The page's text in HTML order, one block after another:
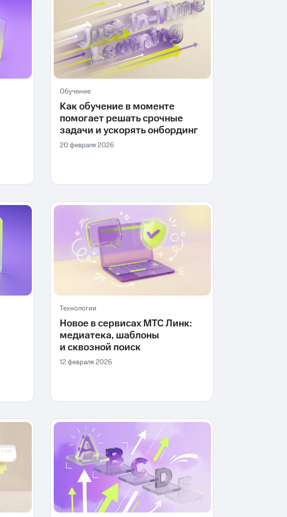
Обучение
Как обучение в моменте
помогает решать срочные
задачи и ускорять онбординг
20 февраля 2026
Технологии
Новое в сервисах МТС Линк:
медиатека, шаблоны
и сквозной поиск
12 февраля 2026